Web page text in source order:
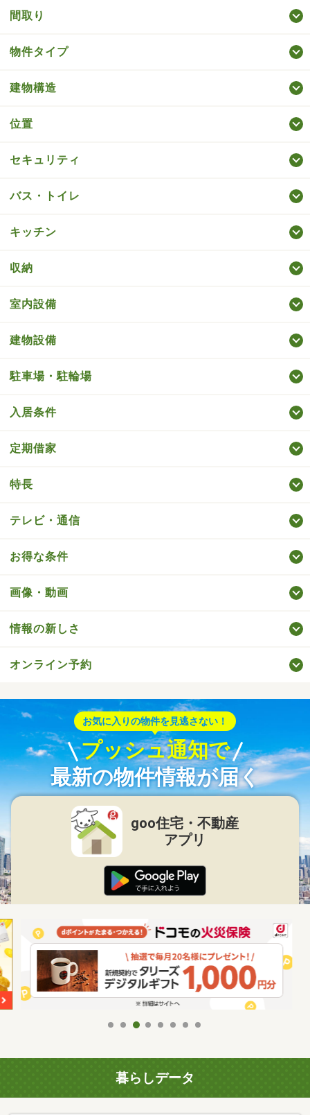
間取り
物件タイプ
建物構造
位置
セキュリティ
バス・トイレ
キッチン
収納
室内設備
建物設備
駐車場・駐輪場
入居条件
定期借家
特長
テレビ・通信
お得な条件
画像・動画
情報の新しさ
オンライン予約
お気に入りの物件を見逃さない！
プッシュ通知で
最新の物件情報が届く
goo住宅・不動産
アプリ
暮らしデータ